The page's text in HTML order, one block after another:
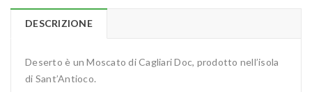
DESCRIZIONE
Deserto è un Moscato di Cagliari Doc, prodotto nell’isola
di Sant’Antioco.